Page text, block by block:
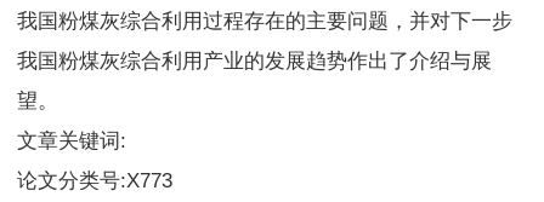
我国粉煤灰综合利用过程存在的主要问题，并对下一步
我国粉煤灰综合利用产业的发展趋势作出了介绍与展
望。
文章关键词:
论文分类号:X773